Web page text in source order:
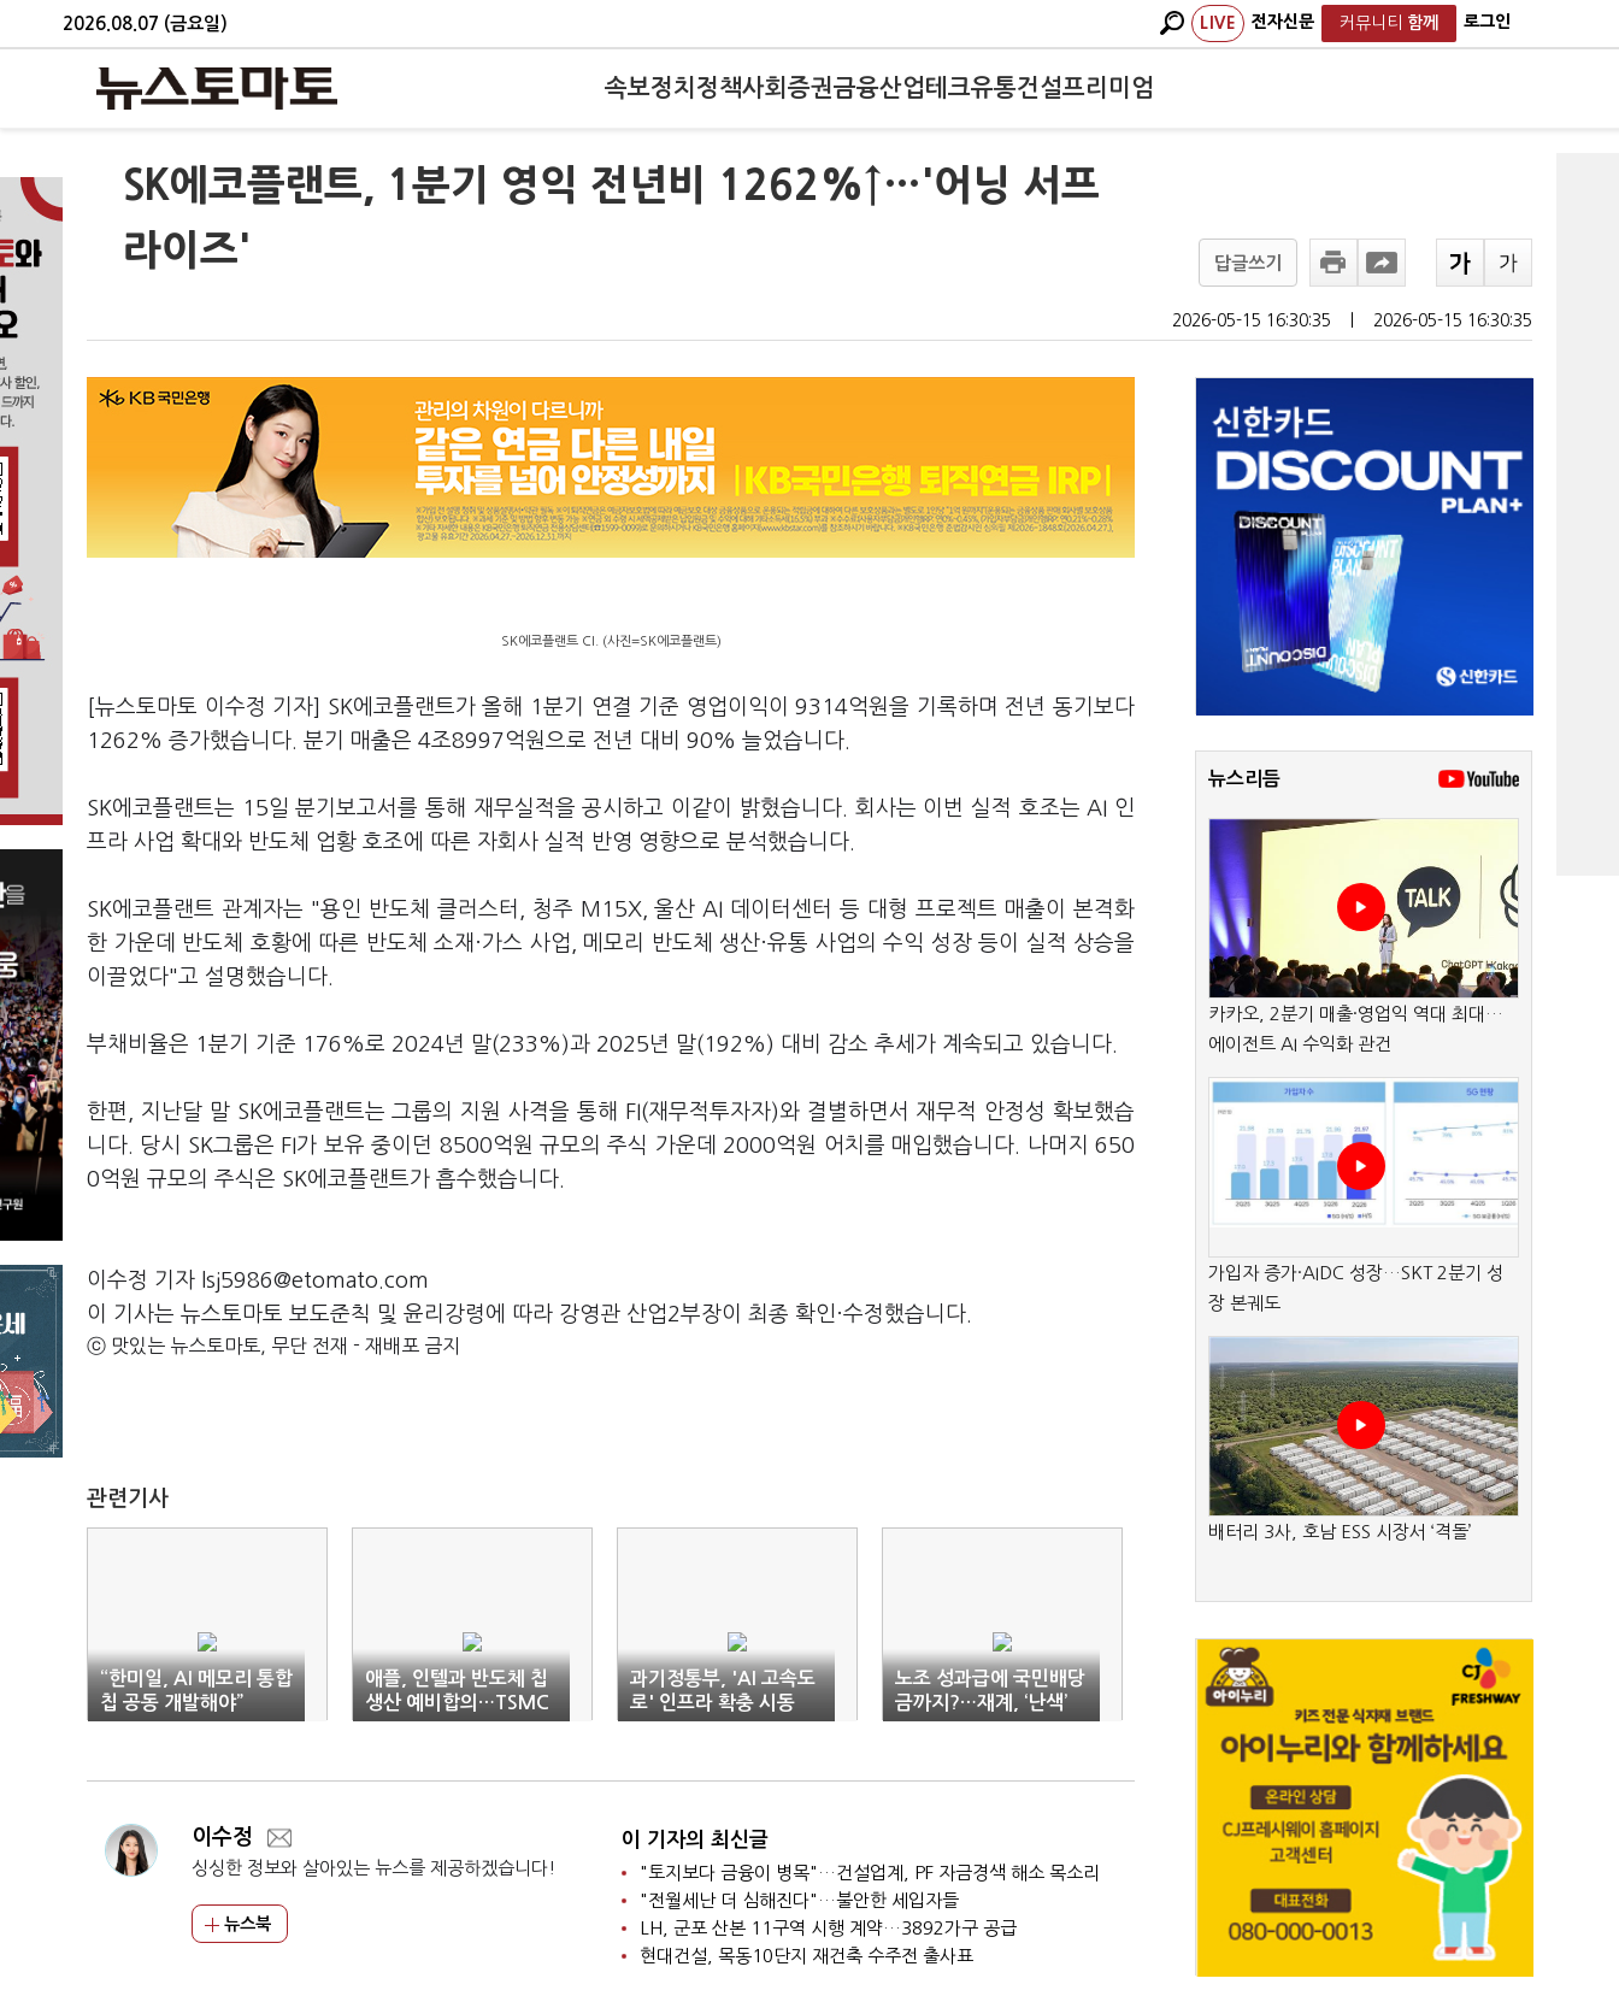
2026.08.07 (금요일) LIVE 전자신문 커뮤니티 함께 로그인
속보정치 정책사회 증권금융산업테크유통건설프리미엄
SK에코플랜트, 1분기 영익 전년비 1262%↑…'어닝 서프
라이즈'
답글쓰기
2026-05-15 16:30:35 2026-05-15 16:30:35
SK에코플랜트 CI. (사진=SK에코플랜트)
[뉴스토마토 이수정 기자] SK에코플랜트가 올해 1분기 연결 기준 영업이익이 9314억원을 기록하며 전년 동기보다
1262% 증가했습니다. 분기 매출은 4조8997억원으로 전년 대비 90% 늘었습니다.
SK에코플랜트는 15일 분기보고서를 통해 재무실적을 공시하고 이같이 밝혔습니다. 회사는 이번 실적 호조는 AI 인
프라 사업 확대와 반도체 업황 호조에 따른 자회사 실적 반영 영향으로 분석했습니다.
SK에코플랜트 관계자는 "용인 반도체 클러스터, 청주 M15X, 울산 AI 데이터센터 등 대형 프로젝트 매출이 본격화
한 가운데 반도체 호황에 따른 반도체 소재·가스 사업, 메모리 반도체 생산·유통 사업의 수익 성장 등이 실적 상승을
이끌었다"고 설명했습니다.
부채비율은 1분기 기준 176%로 2024년 말(233%)과 2025년 말(192%) 대비 감소 추세가 계속되고 있습니다.
한편, 지난달 말 SK에코플랜트는 그룹의 지원 사격을 통해 FI(재무적투자자)와 결별하면서 재무적 안정성 확보했습
니다. 당시 SK그룹은 FI가 보유 중이던 8500억원 규모의 주식 가운데 2000억원 어치를 매입했습니다. 나머지 650
0억원 규모의 주식은 SK에코플랜트가 흡수했습니다.
이수정 기자 lsj5986@etomato.com
이 기사는 뉴스토마토 보도준칙 및 윤리강령에 따라 강영관 산업2부장이 최종 확인·수정했습니다.
ⓒ 맛있는 뉴스토마토, 무단 전재 - 재배포 금지
관련기사
“한미일, AI 메모리 통합
칩 공동 개발해야”
애플, 인텔과 반도체 칩
생산 예비합의…TSMC
의존 분산
과기정통부, 'AI 고속도
로' 인프라 확충 시동
노조 성과급에 국민배당
금까지?…재계, ‘난색’
이수정
싱싱한 정보와 살아있는 뉴스를 제공하겠습니다!
뉴스북
이 기자의 최신글
"토지보다 금융이 병목"…건설업계, PF 자금경색 해소 목소리
"전월세난 더 심해진다"…불안한 세입자들
LH, 군포 산본 11구역 시행 계약…3892가구 공급
현대건설, 목동10단지 재건축 수주전 출사표
뉴스리듬
카카오, 2분기 매출·영업익 역대 최대…
에이전트 AI 수익화 관건
가입자 증가·AIDC 성장…SKT 2분기 성
장 본궤도
배터리 3사, 호남 ESS 시장서 ‘격돌’